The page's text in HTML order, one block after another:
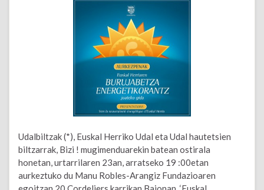
Udalbiltzak (*), Euskal Herriko Udal eta Udal hautetsien
biltzarrak, Bizi ! mugimenduarekin batean ostirala
honetan, urtarrilaren 23an, arratseko 19 :00etan
aurkeztuko du Manu Robles-Arangiz Fundazioaren